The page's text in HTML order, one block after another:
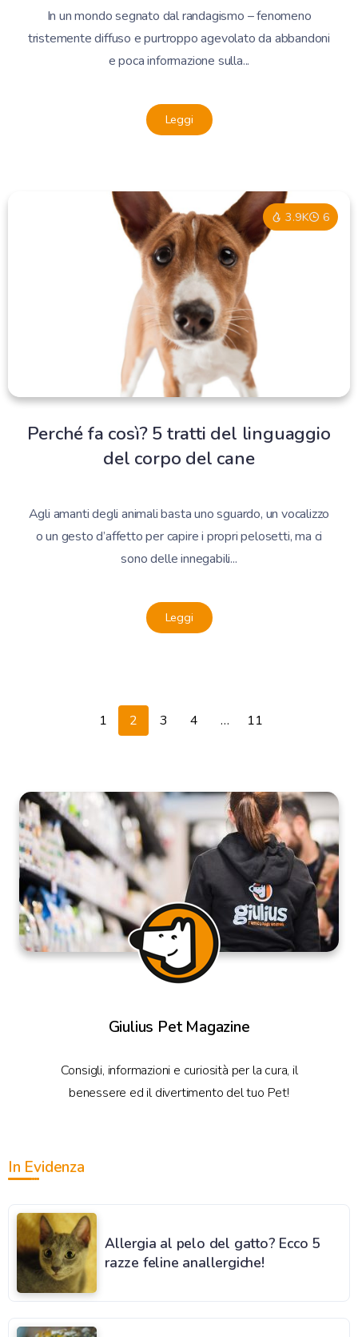
In un mondo segnato dal randagismo – fenomeno
tristemente diffuso e purtroppo agevolato da abbandoni
e poca informazione sulla...
Leggi
3.9K 6
Perché fa così? 5 tratti del linguaggio
del corpo del cane
Agli amanti degli animali basta uno sguardo, un vocalizzo
o un gesto d’affetto per capire i propri pelosetti, ma ci
sono delle innegabili...
Leggi
1 2 3 4 … 11
Giulius Pet Magazine
Consigli, informazioni e curiosità per la cura, il
benessere ed il divertimento del tuo Pet!
In Evidenza
Allergia al pelo del gatto? Ecco 5
razze feline anallergiche!